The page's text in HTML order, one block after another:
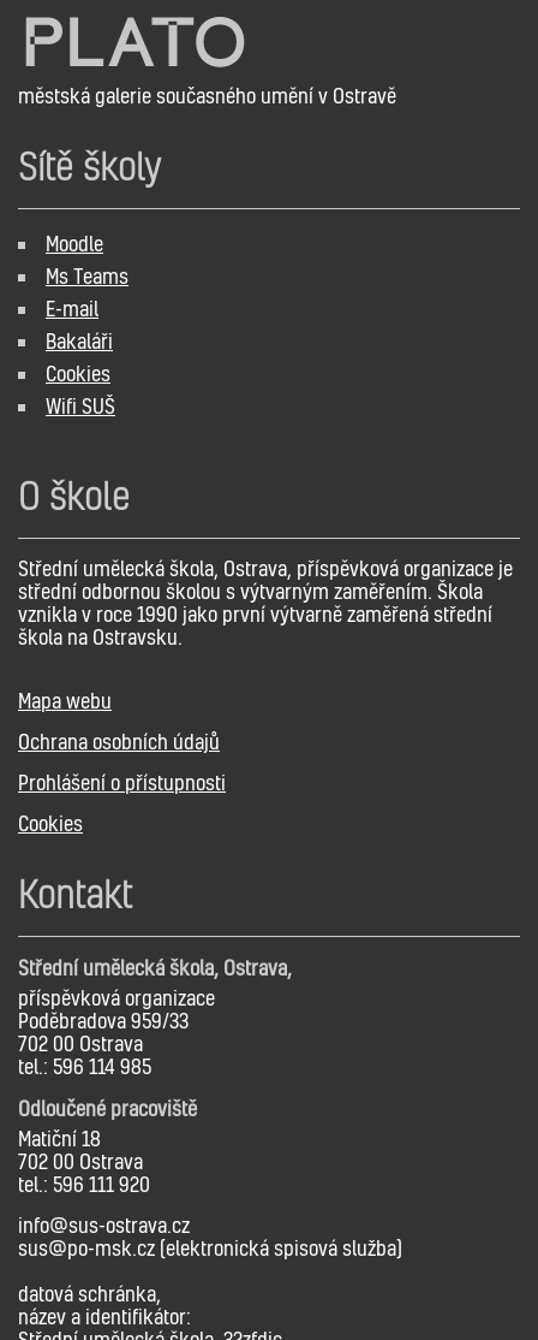
městská galerie současného umění v Ostravě
Sítě školy
Moodle
Ms Teams
E-mail
Bakaláři
Cookies
Wifi SUŠ
O škole
Střední umělecká škola, Ostrava, příspěvková organizace je
střední odbornou školou s výtvarným zaměřením. Škola
vznikla v roce 1990 jako první výtvarně zaměřená střední
škola na Ostravsku.
Mapa webu
Ochrana osobních údajů
Prohlášení o přístupnosti
Cookies
Kontakt
Střední umělecká škola, Ostrava,
příspěvková organizace
Poděbradova 959/33
702 00 Ostrava
tel.: 596 114 985
Odloučené pracoviště
Matiční 18
702 00 Ostrava
tel.: 596 111 920
info@sus-ostrava.cz
sus@po-msk.cz (elektronická spisová služba)
datová schránka,
název a identifikátor: